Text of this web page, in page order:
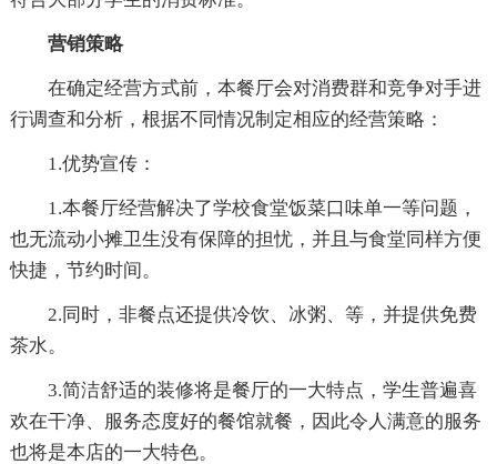
营销策略
在确定经营方式前，本餐厅会对消费群和竞争对手进
行调查和分析，根据不同情况制定相应的经营策略：
1.优势宣传：
1.本餐厅经营解决了学校食堂饭菜口味单一等问题，
也无流动小摊卫生没有保障的担忧，并且与食堂同样方便
快捷，节约时间。
2.同时，非餐点还提供冷饮、冰粥、等，并提供免费
茶水。
3.简洁舒适的装修将是餐厅的一大特点，学生普遍喜
欢在干净、服务态度好的餐馆就餐，因此令人满意的服务
也将是本店的一大特色。